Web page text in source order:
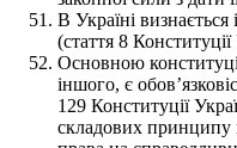
В Україні
(стаття 8
Основною
іншого, є
129 Конституції
складових принципу